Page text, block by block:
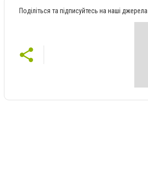
Поділіться та підписуйтесь на наші джерела